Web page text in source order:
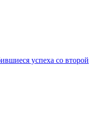
успеха со второй